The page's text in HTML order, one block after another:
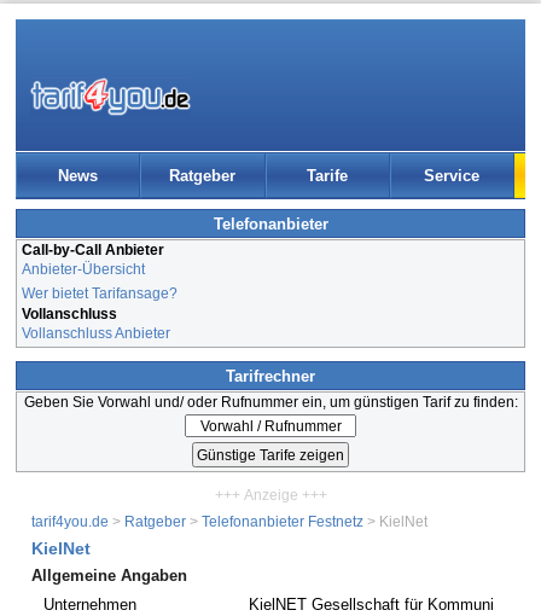
News Ratgeber Tarife Service
Telefonanbieter
Call-by-Call Anbieter
Anbieter-Übersicht
Wer bietet Tarifansage?
Vollanschluss
Vollanschluss Anbieter
Tarifrechner
Geben Sie Vorwahl und/ oder Rufnummer ein, um günstigen Tarif zu finden:
+++ Anzeige +++
tarif4you.de > Ratgeber > Telefonanbieter Festnetz > KielNet
KielNet
Allgemeine Angaben
Unternehmen
KielNET Gesellschaft für Kommuni